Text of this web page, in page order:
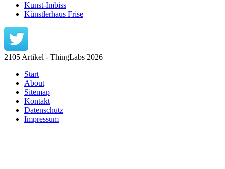
Kunst-Imbiss
Künstlerhaus Frise
2105 Artikel - ThingLabs 2026
Start
About
Sitemap
Kontakt
Datenschutz
Impressum